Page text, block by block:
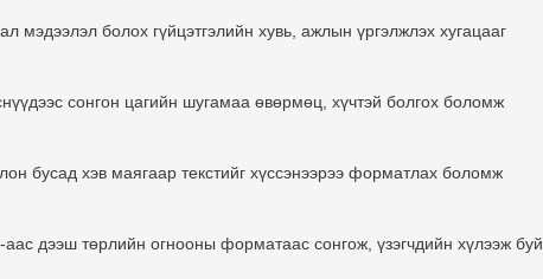
мэдээлэл болох гүйцэтгэлийн хувь, ажлын үргэлжлэх хугацааг
сонгон цагийн шугамаа өвөрмөц, хүчтэй болгох боломж
бусад хэв маягаар текстийг хүссэнээрээ форматлах боломж
дээш төрлийн огнооны форматаас сонгож, үзэгчдийн хүлээж буй